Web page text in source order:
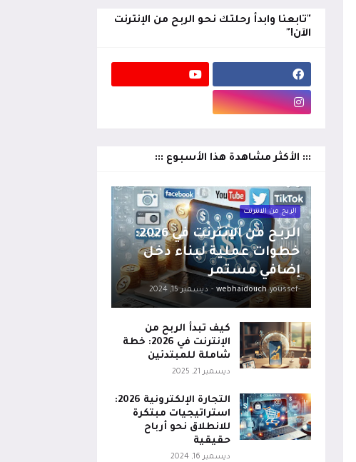
"تابعنا وابدأ رحلتك نحو الربح من الإنترنت
الآن!"
::: الأكثر مشاهدة هذا الأسبوع :::
الربح من الانترنت
الربح من الإنترنت في 2026:
خطوات عملية لبناء دخل
إضافي مستمر
-youssef
webhaidouch
- ديسمبر 15, 2024
كيف تبدأ الربح من
الإنترنت في 2026: خطة
شاملة للمبتدئين
ديسمبر 21, 2025
التجارة الإلكترونية 2026:
استراتيجيات مبتكرة
للانطلاق نحو أرباح
حقيقية
ديسمبر 16, 2024